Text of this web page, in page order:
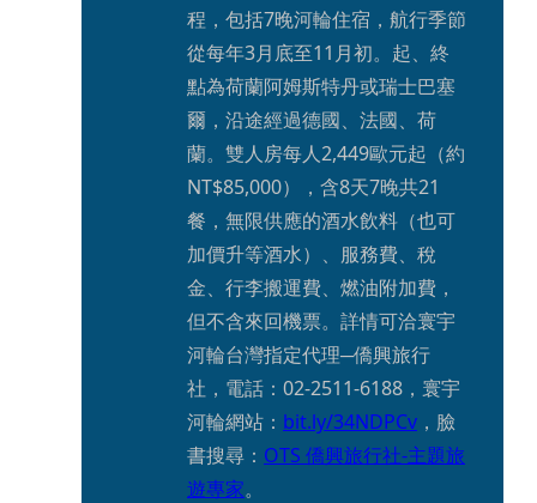
程，包括7晚河輪住宿，航行季節
從每年3月底至11月初。起、終
點為荷蘭阿姆斯特丹或瑞士巴塞
爾，沿途經過德國、法國、荷
蘭。雙人房每人2,449歐元起（約
NT$85,000），含8天7晚共21
餐，無限供應的酒水飲料（也可
加價升等酒水）、服務費、稅
金、行李搬運費、燃油附加費，
但不含來回機票。詳情可洽寰宇
河輪台灣指定代理─僑興旅行
社，電話：02-2511-6188，寰宇
河輪網站： bit.ly/34NDPCv ，臉
書搜尋： OTS 僑興旅行社-主題旅
遊專家。